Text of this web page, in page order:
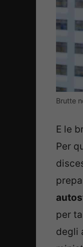
Brutte
E le
Per
per
degli